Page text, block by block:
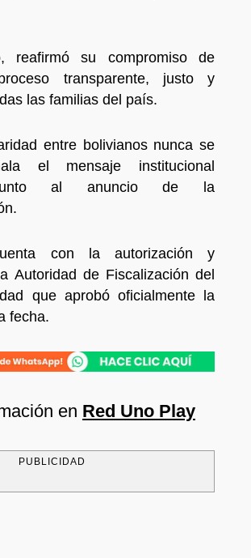
reafirmó su compromiso de
transparente, justo y
las familias del país.
entre bolivianos nunca se
el mensaje institucional
junto al anuncio de la
con la autorización y
Autoridad de Fiscalización del
que aprobó oficialmente la
fecha.
en Red Uno Play
PUBLICIDAD